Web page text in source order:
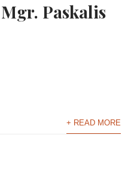
Paskalis
+ READ MORE